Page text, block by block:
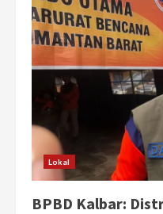
Truk
Berisi
105
Bal
Pakaian
dan
Sepatu
Bekas
Malaysia
Lokal
BPBD Kalbar: